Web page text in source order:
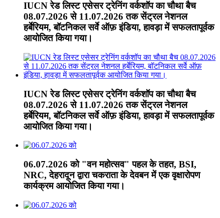
IUCN रेड लिस्ट एसेसर ट्रेनिंग वर्कशॉप का चौथा बैच
08.07.2026 से 11.07.2026 तक सेंट्रल नेशनल
हर्बेरियम, बॉटनिकल सर्वे ऑफ़ इंडिया, हावड़ा में सफलतापूर्वक
आयोजित किया गया।
IUCN रेड लिस्ट एसेसर ट्रेनिंग वर्कशॉप का चौथा बैच
08.07.2026 से 11.07.2026 तक सेंट्रल नेशनल
हर्बेरियम, बॉटनिकल सर्वे ऑफ़ इंडिया, हावड़ा में सफलतापूर्वक
आयोजित किया गया।
06.07.2026 को "वन महोत्सव" पहल के तहत, BSI,
NRC, देहरादून द्वारा चकराता के देवबन में एक वृक्षारोपण
कार्यक्रम आयोजित किया गया।